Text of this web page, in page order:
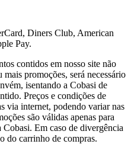
Diners Club, American
Pay.
contidos em nosso site não
promoções, será necessário
isentando a Cobasi de
Preços e condições de
via internet, podendo variar nas
são válidas apenas para
Em caso de divergência
do carrinho de compras.